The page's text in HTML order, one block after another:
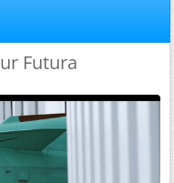
Futura